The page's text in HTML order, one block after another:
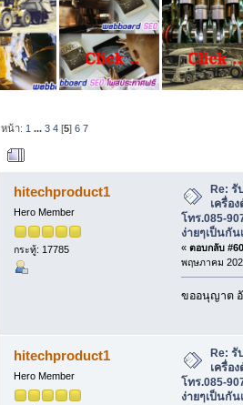
หน้า: 1 ...3 4 [5]6 7
โทร.085-907-2547 ใช้เอกสารง่ายๆเป็น
hitechproduct1
Hero Member
กระทู้: 17785
Re: รั
เครื่อ
โทร.085-
ง่ายๆเป็นกัน
« ตอบกลับ
พฤษภาคม
ขออนุญาต
hitechproduct1
Hero Member
Re: รั
เครื่อ
โทร.085-
ง่ายๆเป็นกัน